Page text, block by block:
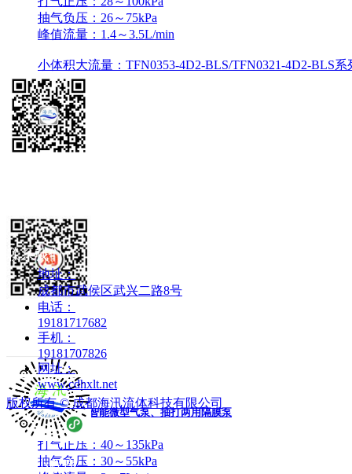
抽气负压：26～75kPa
峰值流量：1.4～3.5L/min
小体积大流量：TFN0353-4D2-BLS/TFN0321-4D2-BLS
3.5L/min。
高压力：TFN0263-7D2-BLS/TFN0261-7D2-BLS系列整
境和100kpa的高正压环境，满足更广泛的使用压力需求。
2025-01-20
打气正压：100kPa
抽气负压：50kPa
峰值流量：15L/min
可选接头：标配尼龙宝塔接头，可选配Rc1/8、Rp1/8内
抽打气两用：该系列为抽打气两用泵，即进气口可以抽
长寿命，低干扰：采用高品质无刷电机，具有寿命长，
2024-04-23
TAN可调速智能微型气泵、抽打两用隔膜泵
打气正压：40～135kPa
抽气负压：30～55kPa
微型气泵
ꄶ ꄶ ꄷ
微型水泵
ꄶ ꄷ
稳压仪
ꄶ ꄶ ꄷ
配件
ꄶ ꄶ ꄷ
淘宝旗舰店
微信小程序
联系我们
地址：
成都市武侯区武兴二路8号
电话：
19181717682
手机：
19181707826
网址：
www.cdhxlt.net
版权所有 © 成都海汛流体科技有限公司